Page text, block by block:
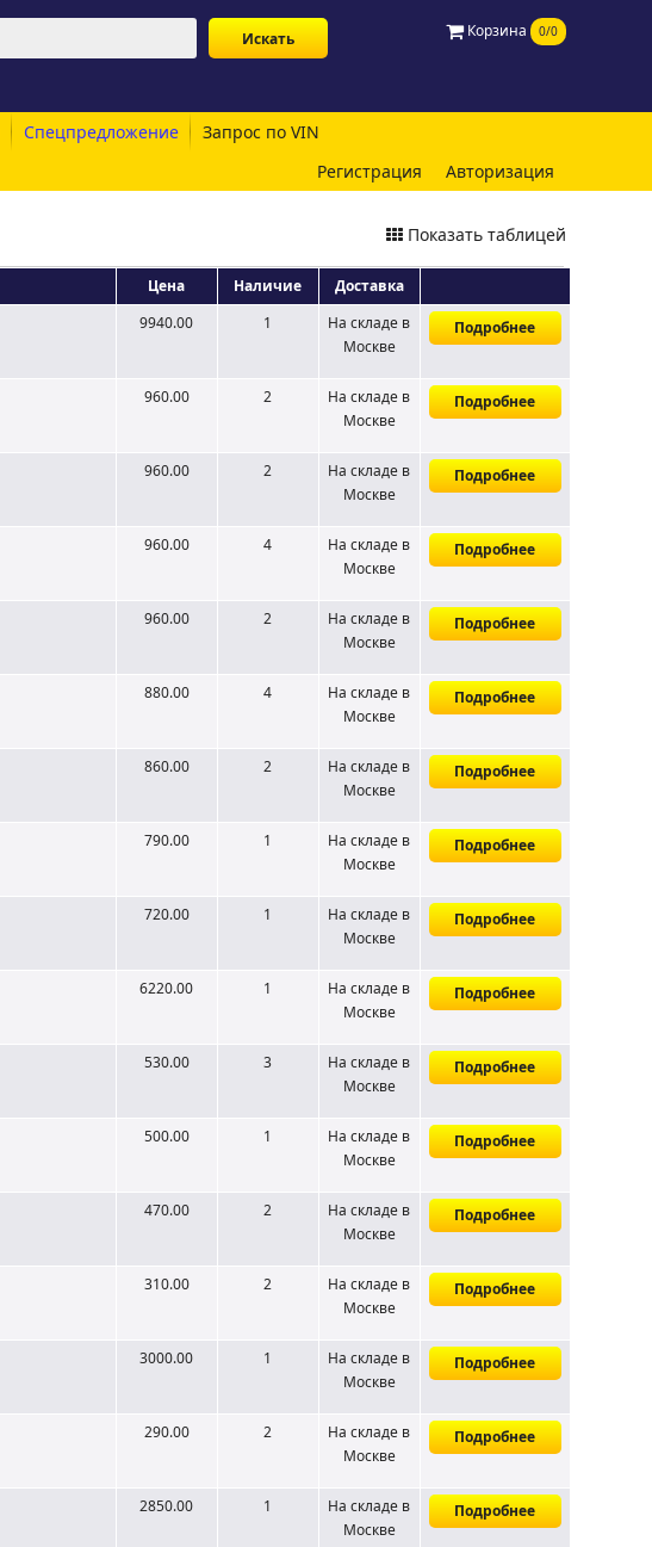
Корзина 0/0
Спецпредложение
Запрос по VIN
Регистрация
Авторизация
Показать таблицей
Цена Наличие
Доставка
9940.00 1 На складе в
Москве
Подробнее
960.00 2 На складе в
Москве
Подробнее
960.00 2 На складе в
Москве
Подробнее
960.00 4 На складе в
Москве
Подробнее
960.00 2 На складе в
Москве
Подробнее
880.00 4 На складе в
Москве
Подробнее
860.00 2 На складе в
Москве
Подробнее
790.00 1 На складе в
Москве
Подробнее
720.00 1 На складе в
Москве
Подробнее
6220.00 1 На складе в
Москве
Подробнее
530.00 3 На складе в
Москве
Подробнее
500.00 1 На складе в
Москве
Подробнее
470.00 2 На складе в
Москве
Подробнее
310.00 2 На складе в
Москве
Подробнее
3000.00 1 На складе в
Москве
Подробнее
290.00 2 На складе в
Москве
Подробнее
2850.00 1 На складе в
Москве
Подробнее